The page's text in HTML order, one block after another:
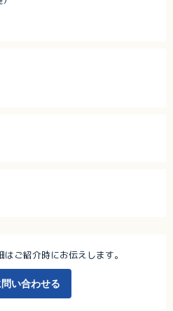
はご紹介時にお伝えします。
い合わせる